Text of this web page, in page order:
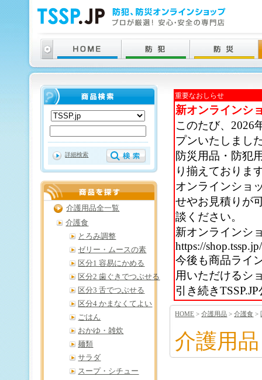
重要なおしらせ
新オンラインシ
このたび、2026
プンいたしまし
防災用品・防犯
り揃えておりま
オンラインショ
せやお見積りが
談ください。
新オンラインシ
https://shop.tssp.jp/
今後も商品ライ
用いただけるシ
引き続き
HOME >介護用品 >介護食 >
介護用品
詳細検索
介護用品全一覧
介護食
とろみ調整
ゼリー・ムースの素
区分1 容易にかめる
区分2 歯ぐきでつぶせる
区分3 舌でつぶせる
区分4 かまなくてよい
ごはん
おかゆ・雑炊
麺類
サラダ
スープ・シチュー